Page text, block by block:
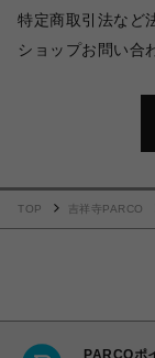
特定商取引法など
ショップお問い合
TOP 吉祥寺PARCO
PARCOポ